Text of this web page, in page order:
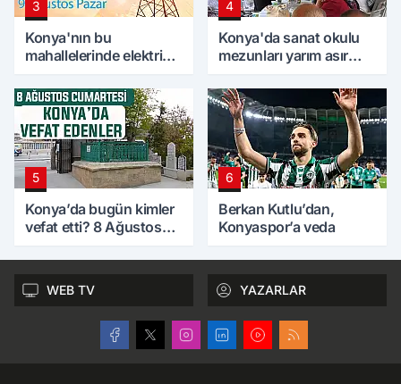
3
Konya'nın bu
mahallelerinde elektrik
Pazar
4
Konya'da sanat okulu
mezunları yarım asır
5
Konya’da bugün kimler
vefat etti? 8 Ağustos
6
Berkan Kutlu’dan,
Konyaspor’a veda
WEB TV YAZARLAR